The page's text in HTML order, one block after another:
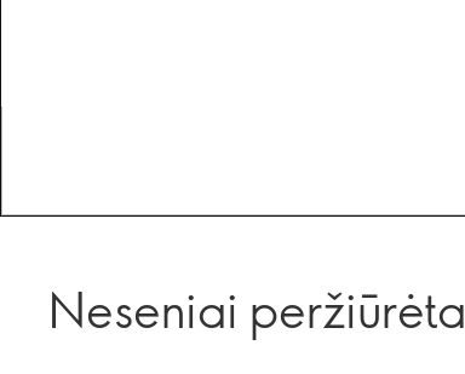
Neseniai peržiūrėta